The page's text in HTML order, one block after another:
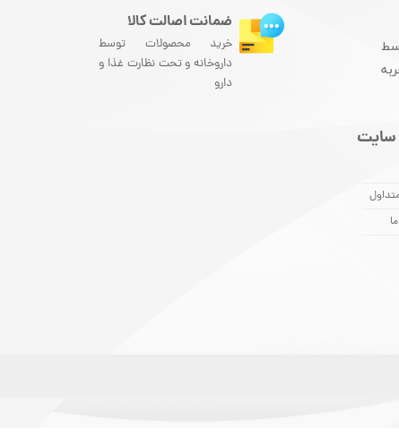
سایت
ضمانت اصالت کالا
خرید محصولات توسط
داروخانه و تحت نظارت غذا و
دارو